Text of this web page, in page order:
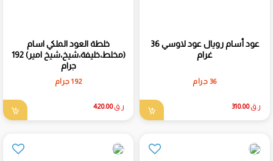
عود أسام رويال عود لاوسي 36
غرام
36 جرام
ر.ق310.00
خلطة العود الملكي اسام
(مخلط،خليفة،شيخ،شيخ امير) 192
جرام
192 جرام
ر.ق420.00